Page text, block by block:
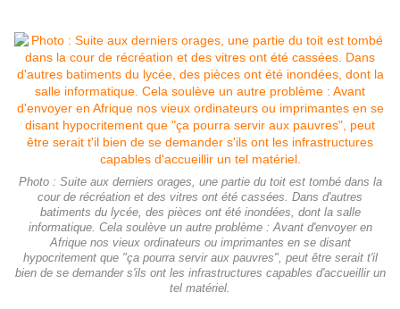
Photo : Suite aux derniers orages, une partie du toit est tombé dans la
cour de récréation et des vitres ont été cassées. Dans d'autres
batiments du lycée, des pièces ont été inondées, dont la salle
informatique. Cela soulève un autre problème : Avant d'envoyer en
Afrique nos vieux ordinateurs ou imprimantes en se disant
hypocritement que "ça pourra servir aux pauvres", peut être serait t'il
bien de se demander s'ils ont les infrastructures capables d'accueillir un
tel matériel.